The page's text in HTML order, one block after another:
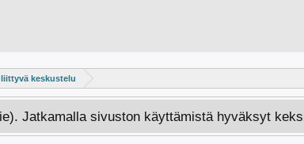
keskustelu
Jatkamalla sivuston käyttämistä hyväksyt